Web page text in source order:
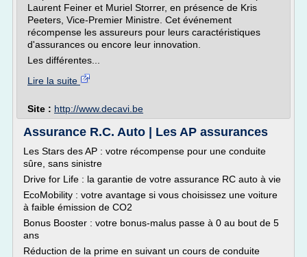
Laurent Feiner et Muriel Storrer, en présence de Kris
Peeters, Vice-Premier Ministre. Cet événement
récompense les assureurs pour leurs caractéristiques
d'assurances ou encore leur innovation.
Les différentes...
Lire la suite
Site : http://www.decavi.be
Assurance R.C. Auto | Les AP assurances
Les Stars des AP : votre récompense pour une conduite
sûre, sans sinistre
Drive for Life : la garantie de votre assurance RC auto à vie
EcoMobility : votre avantage si vous choisissez une voiture
à faible émission de CO2
Bonus Booster : votre bonus-malus passe à 0 au bout de 5
ans
Réduction de la prime en suivant un cours de conduite